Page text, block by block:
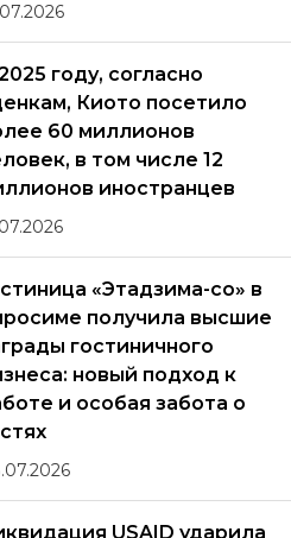
году, согласно
Киото посетило
60 миллионов
в том числе 12
иностранцев
«Этадзима-со» в
получила высшие
гостиничного
новый подход к
и особая забота о
USAID ударила